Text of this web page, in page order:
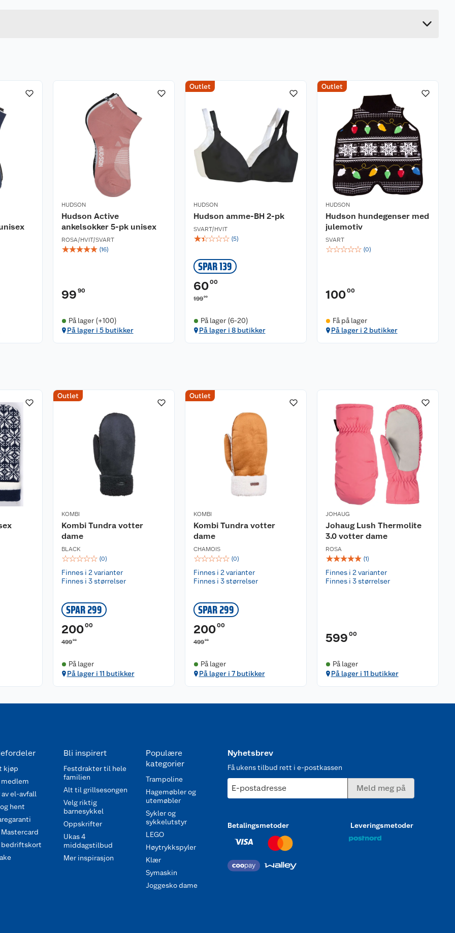
dersom det blir
vaskes i
bruk kun
HUDSON
Hudson Active
ankelsokker 5-pk unisex
ROSA/HVIT/SVART
☆☆☆☆☆ (16)
99 90
På lager (+100)
På lager i 5 butikker
Outlet
HUDSON
Hudson amme-BH 2-pk
SVART/HVIT
☆☆☆☆☆ (5)
SPAR 139
6000
19900
På lager (6-20)
På lager i 8 butikker
Outlet
HUDSON
Hudson hundegenser med
julemotiv
SVART
☆☆☆☆☆ (0)
10000
Få på lager
På lager i 2 butikker
Outlet
KOMBI
Kombi Tundra votter
dame
BLACK
☆☆☆☆☆ (0)
Finnes i 2 varianter
Finnes i 3 størrelser
SPAR 299
20000
49900
På lager
På lager i 11 butikker
Outlet
KOMBI
Kombi Tundra votter
dame
CHAMOIS
☆☆☆☆☆ (0)
Finnes i 2 varianter
Finnes i 3 størrelser
SPAR 299
20000
49900
På lager
På lager i 7 butikker
JOHAUG
Johaug Lush Thermolite
3.0 votter dame
ROSA
☆☆☆☆☆ (1)
Finnes i 2 varianter
Finnes i 3 størrelser
599 00
På lager
På lager i 11 butikker
kjøp
medlem
av el-avfall
hent
bedriftskort
Bli inspirert
Festdrakter til hele
familien
Alt til grillsesongen
Velg riktig
barnesykkel
Oppskrifter
Ukas 4
middagstilbud
Mer inspirasjon
Populære
kategorier
Trampoline
Hagemøbler og
utemøbler
Sykler og
sykkelutstyr
LEGO
Høytrykkspyler
Klær
Symaskin
Joggesko dame
Nyhetsbrev
Få ukens tilbud rett i e-postkassen
E-postadresse Meld meg på
Betalingsmetoder Leveringsmetoder